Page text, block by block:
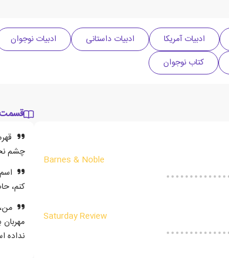
ادبیات آمریکا ادبیات داستانی ادبیات نوجوان
کتاب نوجوان
Barnes & Noble
Saturday Review
چشم
کنم،
نداده